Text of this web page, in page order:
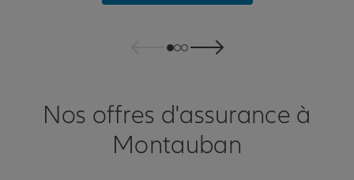
Nos offres d'assurance à
Montauban